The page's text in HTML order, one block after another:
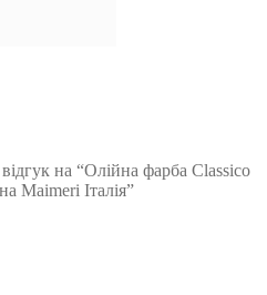
на “Олійна фарба Classico
Maimeri Італія”